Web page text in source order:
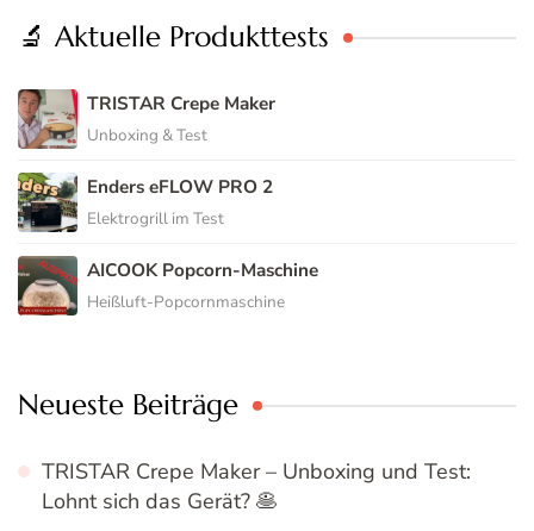
🔬 Aktuelle Produkttests
TRISTAR Crepe Maker
Unboxing & Test
Enders eFLOW PRO 2
Elektrogrill im Test
AICOOK Popcorn-Maschine
Heißluft-Popcornmaschine
Neueste Beiträge
TRISTAR Crepe Maker – Unboxing und Test:
Lohnt sich das Gerät? 🥞